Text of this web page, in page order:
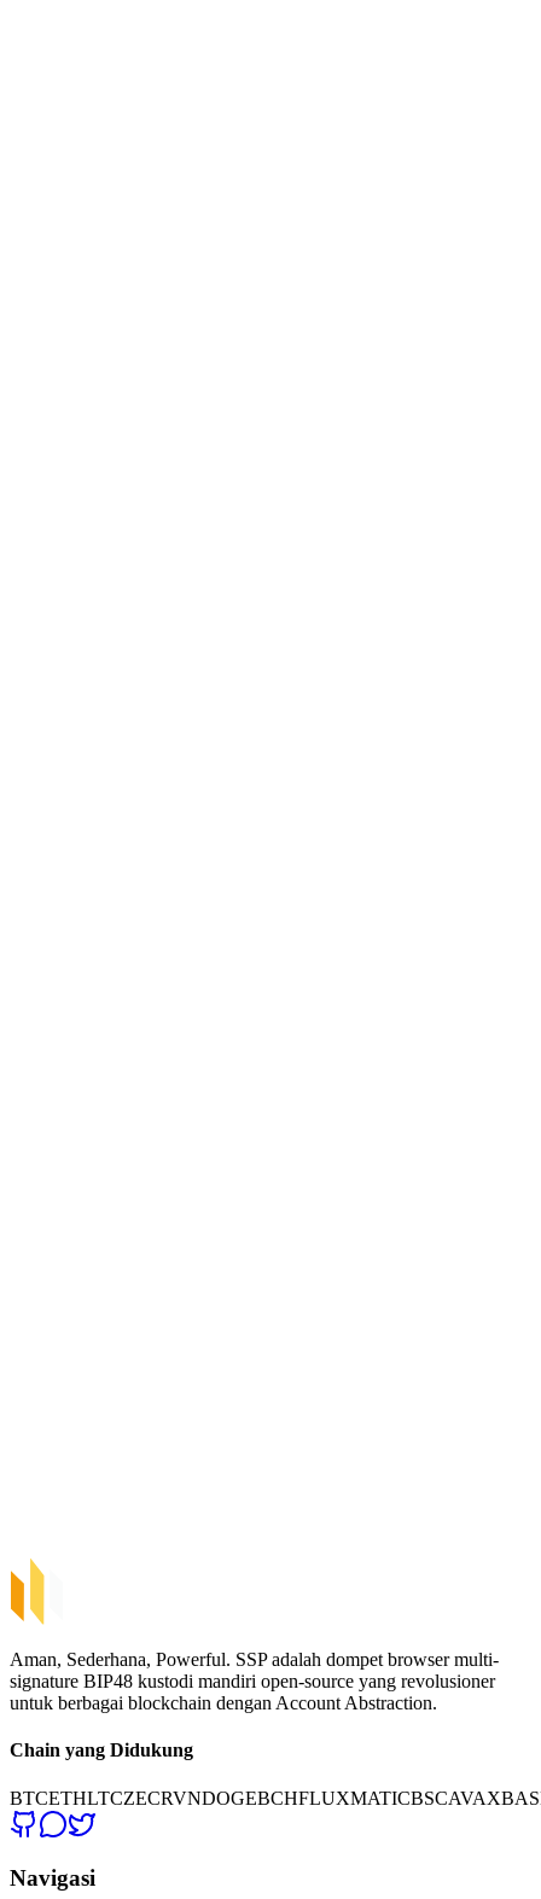
Aman, Sederhana, Powerful. SSP adalah dompet browser multi-
signature BIP48 kustodi mandiri open-source yang revolusioner
untuk berbagai blockchain dengan Account Abstraction.
Chain yang Didukung
BTCETHLTCZECRVNDOGEBCHFLUXMATICBSCAVAX
Navigasi